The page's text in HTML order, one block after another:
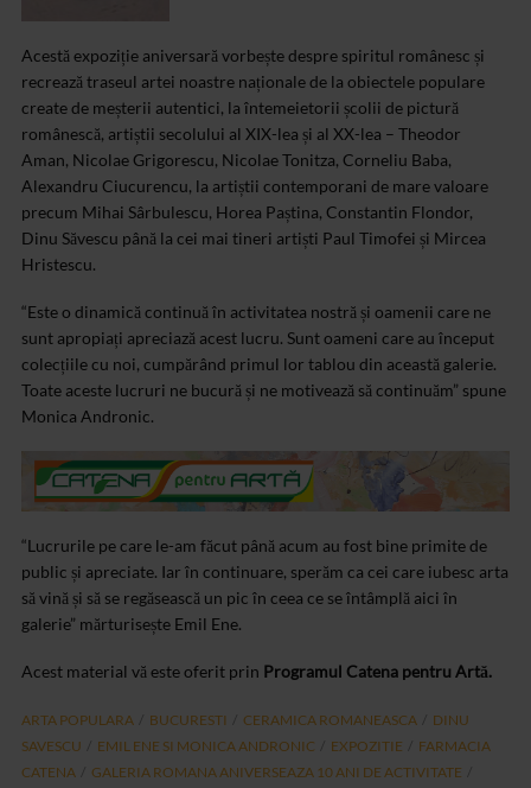
Acestă expoziție aniversară vorbește despre spiritul românesc și
recrează traseul artei noastre naționale de la obiectele populare
create de meșterii autentici, la întemeietorii școlii de pictură
românescă, artiștii secolului al XIX-lea și al XX-lea – Theodor
Aman, Nicolae Grigorescu, Nicolae Tonitza, Corneliu Baba,
Alexandru Ciucurencu, la artiștii contemporani de mare valoare
precum Mihai Sârbulescu, Horea Paștina, Constantin Flondor,
Dinu Săvescu până la cei mai tineri artiști Paul Timofei și Mircea
Hristescu.
“Este o dinamică continuă în activitatea nostră și oamenii care ne
sunt apropiați apreciază acest lucru. Sunt oameni care au început
colecțiile cu noi, cumpărând primul lor tablou din această galerie.
Toate aceste lucruri ne bucură și ne motivează să continuăm” spune
Monica Andronic.
“Lucrurile pe care le-am făcut până acum au fost bine primite de
public și apreciate. Iar în continuare, sperăm ca cei care iubesc arta
să vină și să se regăsească un pic în ceea ce se întâmplă aici în
galerie” mărturisește Emil Ene.
Acest material vă este oferit prin Programul Catena pentru Artă.
ARTA POPULARA BUCURESTI CERAMICA ROMANEASCA
DINU
SAVESCU
EMIL ENE SI MONICA ANDRONIC EXPOZITIE
FARMACIA
CATENA
GALERIA ROMANA ANIVERSEAZA 10 ANI DE ACTIVITATE